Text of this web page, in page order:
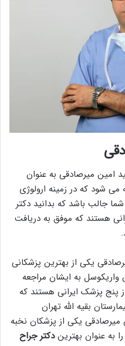
میرصادقی به عنوان
می شود که در زمینه ارولوژی
جالب باشد که بدانید دکتر
هستند که موفق به دریافت
یکی از بهترین پزشکانی
واریکوسل به ایشان مراجعه
پنج پزشک ایرانی هستند که
بقیه الله تهران
میرصادقی یکی از پزشکان نخبه
به عنوان بهتریندکتر جراح